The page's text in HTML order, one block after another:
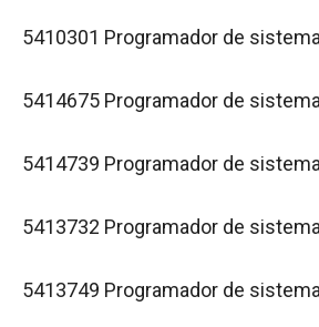
5410301 Programador de
5414675 Programador de
5414739 Programador de
5413732 Programador de
5413749 Programador de